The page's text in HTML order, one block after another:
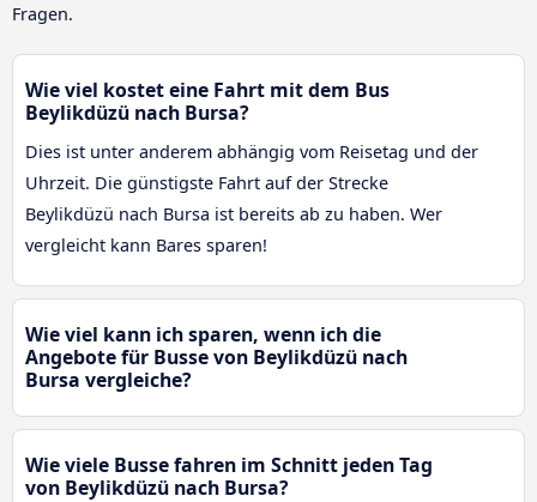
Fragen.
Wie viel kostet eine Fahrt mit dem Bus
Beylikdüzü nach Bursa?
Dies ist unter anderem abhängig vom Reisetag und der
Uhrzeit. Die günstigste Fahrt auf der Strecke
Beylikdüzü nach Bursa ist bereits ab zu haben. Wer
vergleicht kann Bares sparen!
Wie viel kann ich sparen, wenn ich die
Angebote für Busse von Beylikdüzü nach
Bursa vergleiche?
Wie viele Busse fahren im Schnitt jeden Tag
von Beylikdüzü nach Bursa?